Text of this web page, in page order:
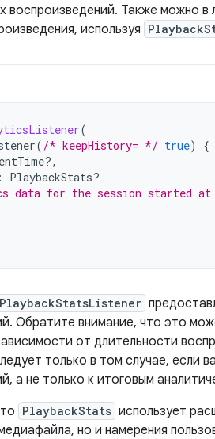
воспроизведений. Также можно
используя
(
( /* keepHistory= */ true)
{
:
PlaybackStats?
data for the session started at
PlaybackStatsListener
Обратите внимание, что это
от длительности
только в том случае, если
а не только к итоговым
PlaybackStats использует
но и намерения